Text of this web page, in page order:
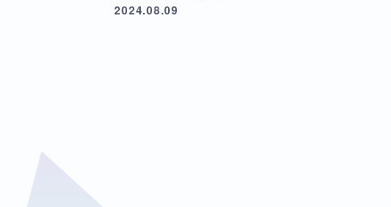
2024.08.09